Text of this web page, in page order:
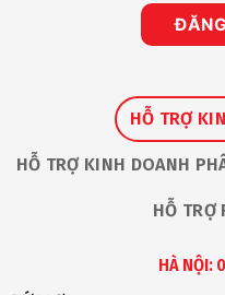
HỖ TRỢ
HỖ TRỢ KINH DOANH
HỖ TRỢ
HÀ NỘI: